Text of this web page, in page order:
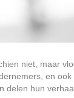
niet, maar
en ook
delen hun